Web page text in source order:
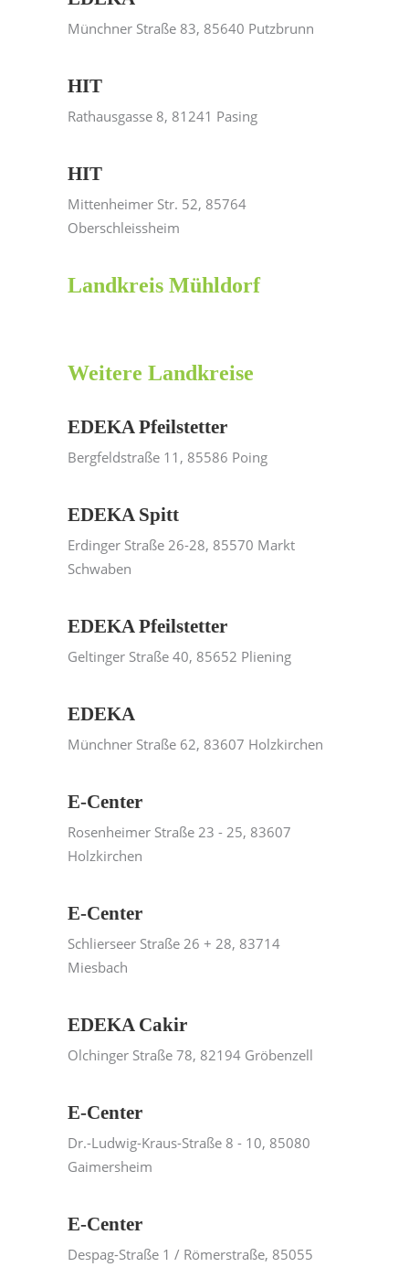
Münchner Straße 83, 85640 Putzbrunn
HIT
Rathausgasse 8, 81241 Pasing
HIT
Mittenheimer Str. 52, 85764
Oberschleissheim
Landkreis Mühldorf
Weitere Landkreise
EDEKA Pfeilstetter
Bergfeldstraße 11, 85586 Poing
EDEKA Spitt
Erdinger Straße 26-28, 85570 Markt
Schwaben
EDEKA Pfeilstetter
Geltinger Straße 40, 85652 Pliening
EDEKA
Münchner Straße 62, 83607 Holzkirchen
E-Center
Rosenheimer Straße 23 - 25, 83607
Holzkirchen
E-Center
Schlierseer Straße 26 + 28, 83714
Miesbach
EDEKA Cakir
Olchinger Straße 78, 82194 Gröbenzell
E-Center
Dr.-Ludwig-Kraus-Straße 8 - 10, 85080
Gaimersheim
E-Center
Despag-Straße 1 / Römerstraße, 85055